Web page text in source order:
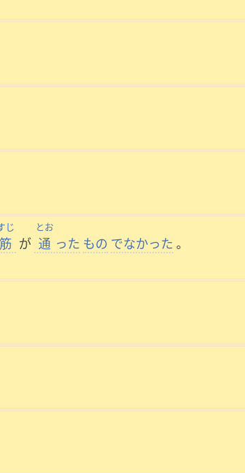
じ
筋 が
とお
通 った もの でなかった 。